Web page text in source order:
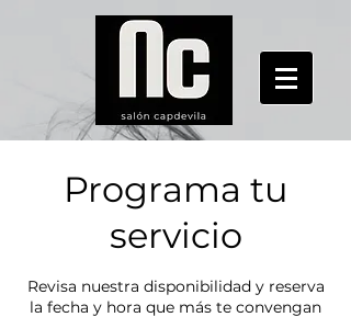
Programa tu
servicio
Revisa nuestra disponibilidad y reserva
la fecha y hora que más te convengan